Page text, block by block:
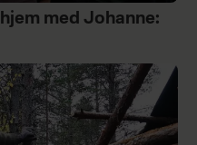
med Johanne: